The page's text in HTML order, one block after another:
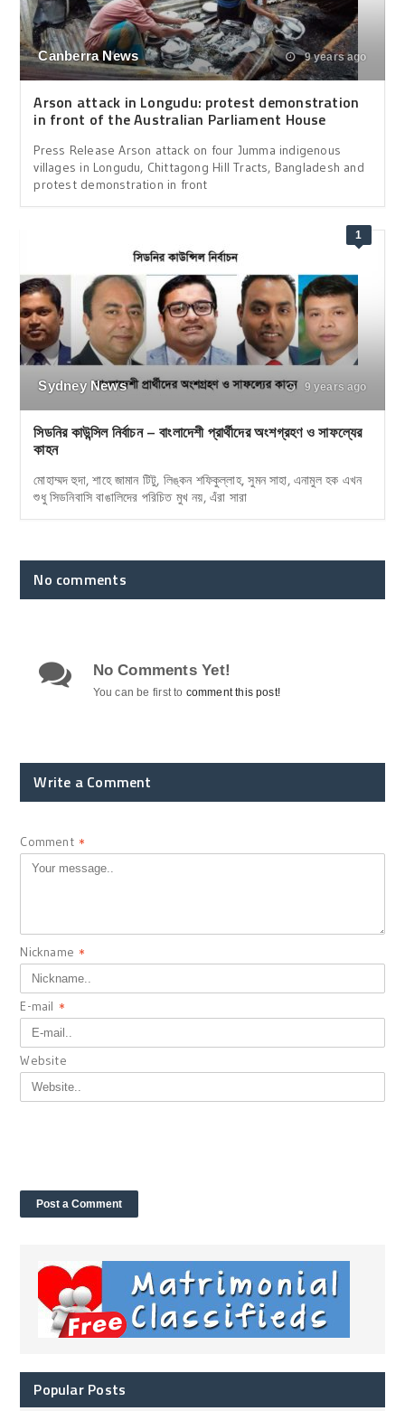
Canberra News 9 years ago
Arson attack in Longudu: protest demonstration
in front of the Australian Parliament House
Press Release Arson attack on four Jumma indigenous
villages in Longudu, Chittagong Hill Tracts, Bangladesh and
protest demonstration in front
1
Sydney News 9 years ago
সিডনির কাউন্সিল নির্বাচন – বাংলাদেশী প্রার্থীদের অংশগ্রহণ ও সাফল্যের
কাহন
মোহাম্মদ হুদা, শাহে জামান টিটু, লিঙ্কন শফিকুল্লাহ, সুমন সাহা, এনামুল হক এখন
শুধু সিডনিবাসি বাঙালিদের পরিচিত মুখ নয়, এঁরা সারা
No comments
No Comments Yet!
You can be first to comment this post!
Write a Comment
Comment *
Nickname *
E-mail *
Website
Popular Posts